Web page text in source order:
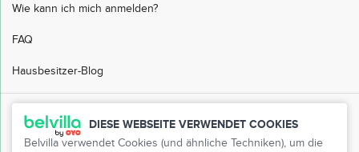
DIESE WEBSEITE VERWENDET COOKIES
Belvilla verwendet Cookies (und ähnliche Techniken), um die
Wie kann ich mich anmelden?
FAQ
Hausbesitzer-Blog
Kundendienst
FAQ